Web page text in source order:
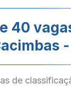
40
-
de